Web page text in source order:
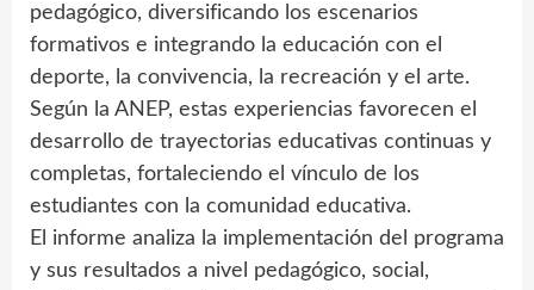
pedagógico, diversificando los escenarios
formativos e integrando la educación con el
deporte, la convivencia, la recreación y el arte.
Según la ANEP, estas experiencias favorecen el
desarrollo de trayectorias educativas continuas y
completas, fortaleciendo el vínculo de los
estudiantes con la comunidad educativa.
El informe analiza la implementación del programa
y sus resultados a nivel pedagógico, social,